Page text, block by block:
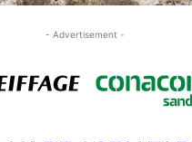
- Advertisement -